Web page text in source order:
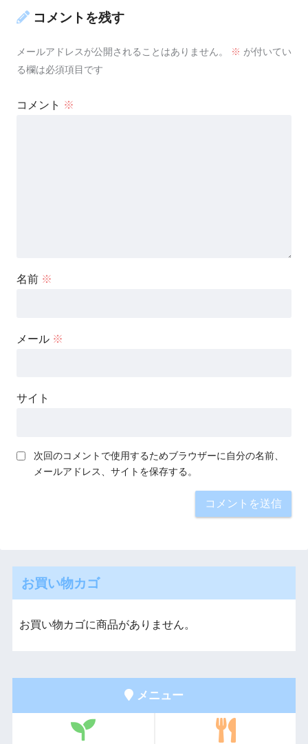
コメントを残す
メールアドレスが公開されることはありません。 ※ が付いてい
る欄は必須項目です
コメント ※
名前 ※
メール ※
サイト
次回のコメントで使用するためブラウザーに自分の名前、
メールアドレス、サイトを保存する。
お買い物カゴ
お買い物カゴに商品がありません。
メニュー